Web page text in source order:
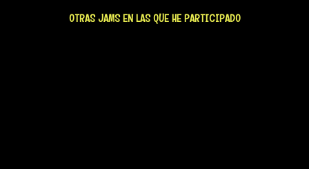
OTRAS JAMS EN LAS QUE HE PARTICIPADO